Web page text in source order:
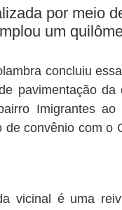
por meio
um
concluiu
pavimentação
Imigrantes
de convênio com o
vicinal é uma